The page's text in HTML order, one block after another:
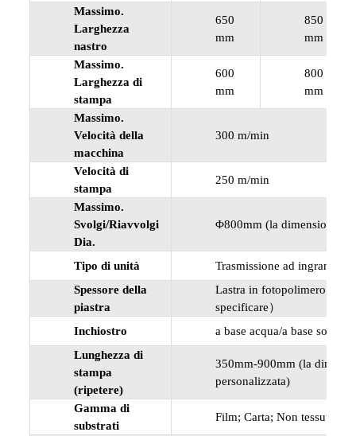
Massimo.
Larghezza
nastro
650
mm
850
mm
Massimo.
Larghezza di
stampa
600
mm
800
mm
Massimo.
Velocità della
macchina
300 m/min
Velocità di
stampa
250 m/min
Massimo.
Svolgi/Riavvolgi
Dia.
Φ800mm (la dimensione
Tipo di unità
Trasmissione ad ingranaggi
Spessore della
piastra
Lastra in fotopolimero 1,7
specificare）
Inchiostro
a base acqua/a base
Lunghezza di
stampa
(ripetere)
350mm-900mm (la
personalizzata)
Gamma di
substrati
Film; Carta; Non tessuto;